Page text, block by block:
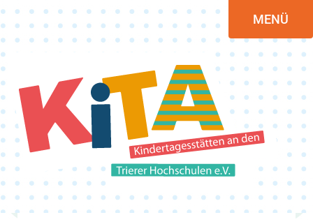
MENÜ